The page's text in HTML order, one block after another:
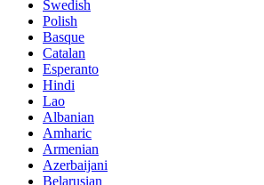
Swedish
Polish
Basque
Catalan
Esperanto
Hindi
Lao
Albanian
Amharic
Armenian
Azerbaijani
Belarusian